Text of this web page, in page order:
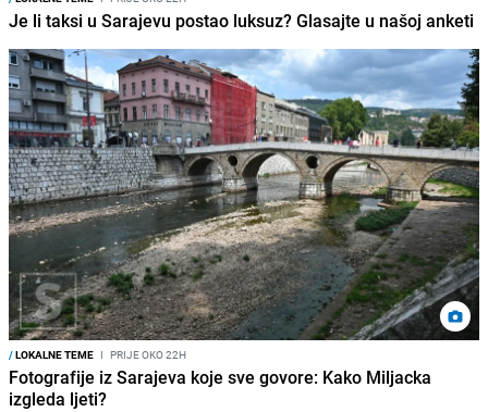
Je li taksi u Sarajevu postao luksuz? Glasajte u našoj anketi
/LOKALNE TEME I PRIJE OKO 22H
Fotografije iz Sarajeva koje sve govore: Kako Miljacka
izgleda ljeti?